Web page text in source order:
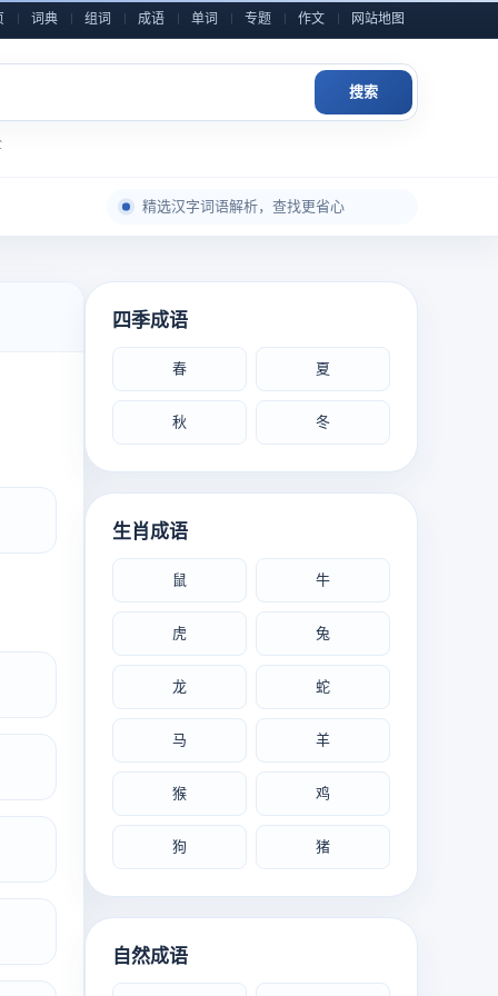
词典 组词 成语 单词 专题 作文 网站地图
搜索
精选汉字词语解析，查找更省心
成语典故与写作素材，随查随用
小学到高中语文内容，分类检索更高效
每日积累一点，表达自然更从容
四季成语
春 夏
秋 冬
生肖成语
鼠 牛
虎 兔
龙 蛇
马 羊
猴 鸡
狗 猪
自然成语